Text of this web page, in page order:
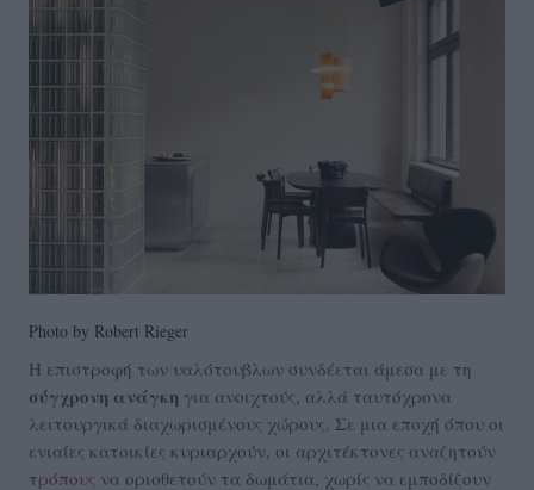
Photo by Robert Rieger
Η επιστροφή των υαλότουβλων συνδέεται άμεσα με τη
σύγχρονη ανάγκη για ανοιχτούς, αλλά ταυτόχρονα
λειτουργικά διαχωρισμένους χώρους. Σε μια εποχή όπου οι
ενιαίες κατοικίες κυριαρχούν, οι αρχιτέκτονες αναζητούν
τρόπους να οριοθετούν τα δωμάτια, χωρίς να εμποδίζουν